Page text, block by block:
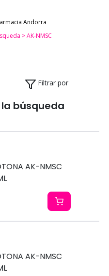
Andorra
> AK-NMSC
Filtrar por
búsqueda
AK-NMSC
AK-NMSC